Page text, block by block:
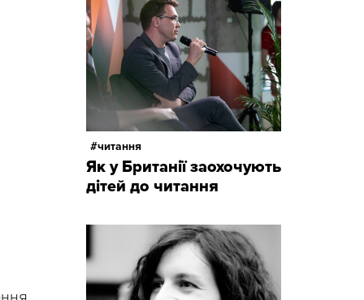
читання
Як у Британії заохочують
дітей до читання